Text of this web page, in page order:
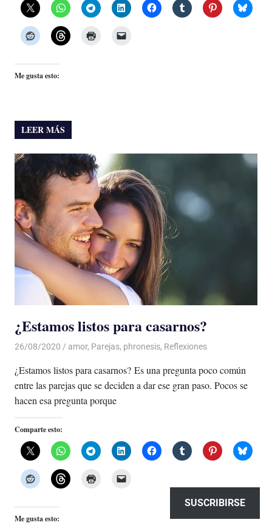
Me gusta esto:
LEER MÁS
¿Estamos listos para casarnos?
26/08/2020 De todo un Poco
amor, Parejas, phronesis, Reflexiones
¿Estamos listos para casarnos? Es una pregunta poco común
entre las parejas que se deciden a dar ese gran paso. Pocos se
hacen esa pregunta porque
Comparte esto:
Me gusta esto:
SUSCRIBIRSE